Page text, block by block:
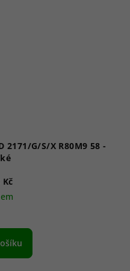
G/S/X R80M9 58 -
Kč